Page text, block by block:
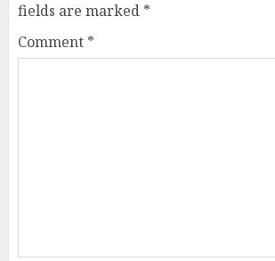
fields are marked *
Comment *